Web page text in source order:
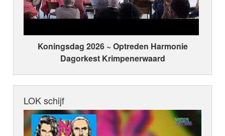
Koningsdag 2026 ~ Optreden Harmonie
Dagorkest Krimpenerwaard
LOK schijf